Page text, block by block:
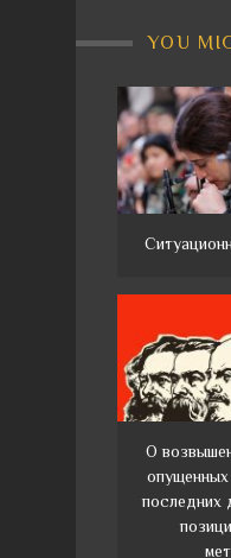
YOU
О
опущенных
последних